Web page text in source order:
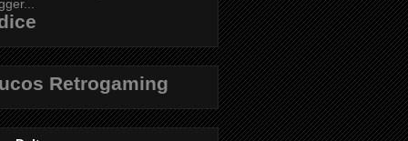
Retrogaming